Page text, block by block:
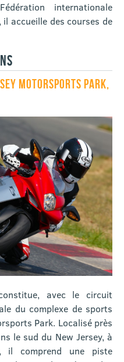
internationale
accueille des courses de
MOTORSPORTS PARK,
avec le circuit
du complexe de sports
Park. Localisé près
le sud du New Jersey, à
il comprend une piste